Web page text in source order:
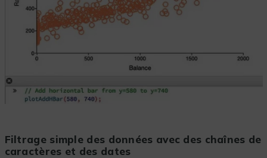
Filtrage simple des données avec des chaînes de
caractères et des dates